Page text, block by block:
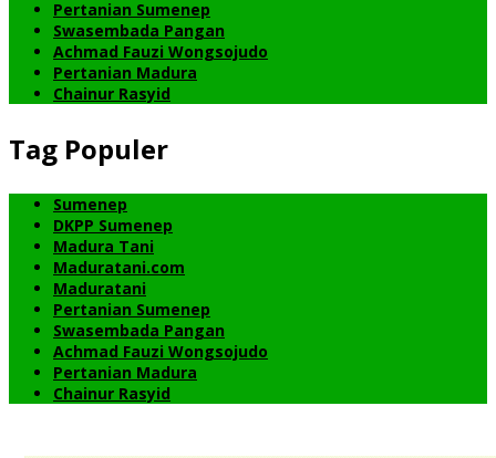
Pertanian Sumenep
Swasembada Pangan
Achmad Fauzi Wongsojudo
Pertanian Madura
Chainur Rasyid
Tag Populer
Sumenep
DKPP Sumenep
Madura Tani
Maduratani.com
Maduratani
Pertanian Sumenep
Swasembada Pangan
Achmad Fauzi Wongsojudo
Pertanian Madura
Chainur Rasyid